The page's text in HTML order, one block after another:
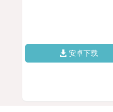
安卓下载